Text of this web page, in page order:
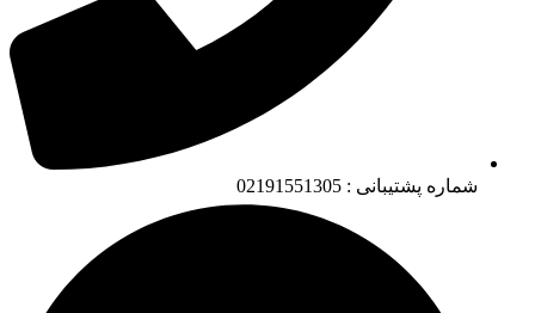
شماره پشتیبانی : 02191551305